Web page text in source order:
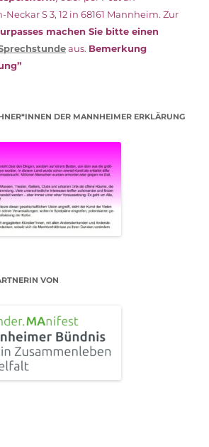
S 3, 12 in 68161 Mannheim. Zur
machen Sie bitte einen
aus. Bemerkung
DER MANNHEIMER ERKLÄRUNG
VON